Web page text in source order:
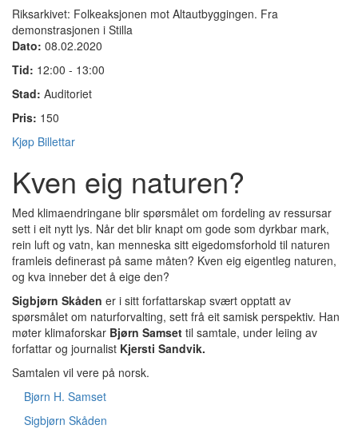
Riksarkivet: Folkeaksjonen mot Altautbyggingen. Fra
demonstrasjonen i Stilla
Dato: 08.02.2020
Tid: 12:00 - 13:00
Stad: Auditoriet
Pris: 150
Kjøp Billettar
Kven eig naturen?
Med klimaendringane blir spørsmålet om fordeling av ressursar
sett i eit nytt lys. Når det blir knapt om gode som dyrkbar mark,
rein luft og vatn, kan menneska sitt eigedomsforhold til naturen
framleis definerast på same måten? Kven eig eigentleg naturen,
og kva inneber det å eige den?
Sigbjørn Skåden er i sitt forfattarskap svært opptatt av
spørsmålet om naturforvalting, sett frå eit samisk perspektiv. Han
møter klimaforskar Bjørn Samset til samtale, under leiing av
forfattar og journalist Kjersti Sandvik.
Samtalen vil vere på norsk.
Bjørn H. Samset
Sigbjørn Skåden